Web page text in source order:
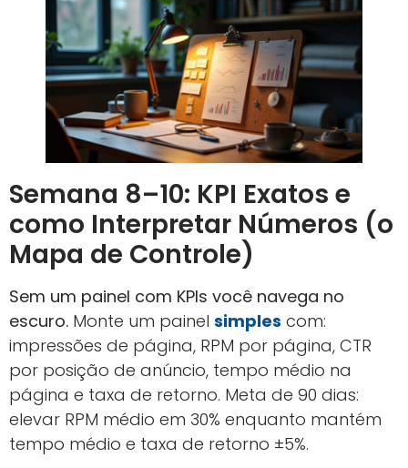
Semana 8–10: KPI Exatos e
como Interpretar Números (o
Mapa de Controle)
Sem um painel com KPIs você navega no
escuro. Monte um painel simples com:
impressões de página, RPM por página, CTR
por posição de anúncio, tempo médio na
página e taxa de retorno. Meta de 90 dias:
elevar RPM médio em 30% enquanto mantém
tempo médio e taxa de retorno ±5%.